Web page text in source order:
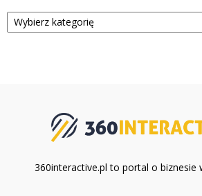
Kategorie
360interactive.pl to portal o biznesie